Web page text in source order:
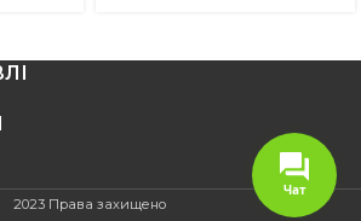
2023 Права захищено
Чат